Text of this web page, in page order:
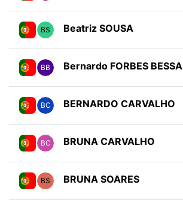
BS Beatriz SOUSA
BB Bernardo FORBES BESSA
BC BERNARDO CARVALHO
BC BRUNA CARVALHO
BS BRUNA SOARES